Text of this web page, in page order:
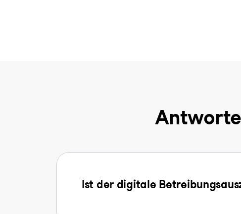
Ist der digitale